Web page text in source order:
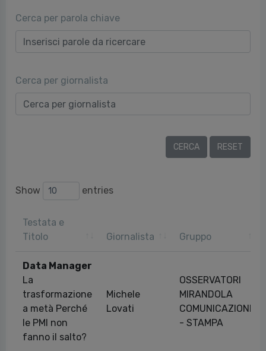
Cerca per parola chiave
Cerca per giornalista
Show entries
Testata e
Titolo
Giornalista Gruppo
Data Manager
La
trasformazione
a metà Perché
le PMI non
fanno il salto?
Michele
Lovati
OSSERVATORI
MIRANDOLA
COMUNICAZIONE
- STAMPA